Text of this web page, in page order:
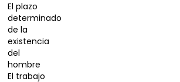
El plazo
determinado
de la
existencia
del
hombre
El trabajo